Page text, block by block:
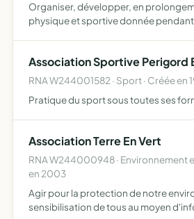
Organiser, développer, en
physique et sportive donnée
Association Sportive Perigord
RNA W244001582 · Sport · Créée en
Pratique du sport sous toutes ses
Association Terre En Vert
RNA W244000948 · Environnement
en 2003
Agir pour la protection de notre
sensibilisation de tous au moyen